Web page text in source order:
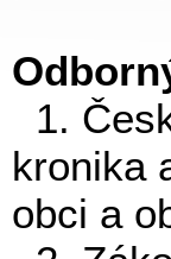
1.
kronika
obci a